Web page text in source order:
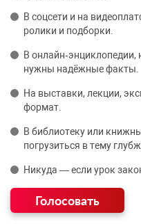
В соцсети и на
ролики и подборки.
В
нужны надёжные факты.
На выставки, лекции,
формат.
В библиотеку или
погрузиться в тему
Никуда — если урок